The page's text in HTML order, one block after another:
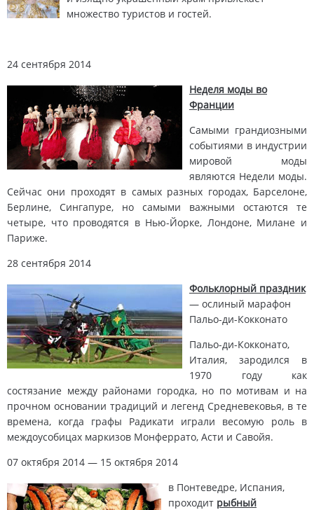
множество туристов и гостей.
24 сентября 2014
Неделя моды во
Франции
Самыми грандиозными
событиями в индустрии
мировой моды
являются Недели моды.
Сейчас они проходят в самых разных городах, Барселоне,
Берлине, Сингапуре, но самыми важными остаются те
четыре, что проводятся в Нью-Йорке, Лондоне, Милане и
Париже.
28 сентября 2014
Фольклорный праздник
— ослиный марафон
Пальо-ди-Кокконато
Пальо-ди-Кокконато,
Италия, зародился в
1970 году как
состязание между районами городка, но по мотивам и на
прочном основании традиций и легенд Средневековья, в те
времена, когда графы Радикати играли весомую роль в
междоусобицах маркизов Монферрато, Асти и Савойя.
07 октября 2014 — 15 октября 2014
в Понтеведре, Испания,
проходит рыбный